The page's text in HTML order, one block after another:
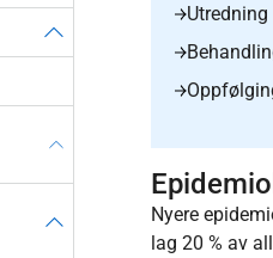
Utredning
Nyere
lag 20 % av